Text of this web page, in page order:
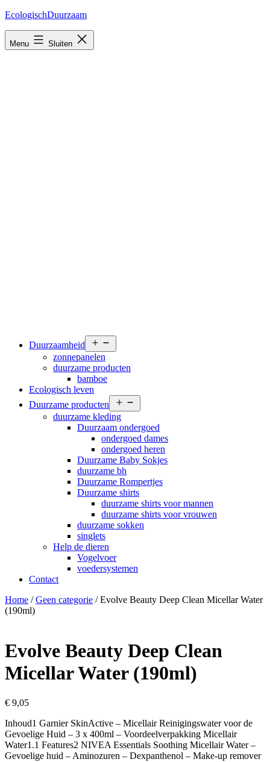
Ga
inhoud
EcologischDuurzaam
Menu Sluiten
Duurzaamheid
menu
zonnepanelen
duurzame producten
bamboe
Ecologisch leven
Duurzame producten
menu
duurzame kleding
Duurzaam ondergoed
ondergoed dames
ondergoed heren
Duurzame Baby Sokjes
duurzame bh
Duurzame Rompertjes
Duurzame shirts
duurzame shirts voor mannen
duurzame shirts voor vrouwen
duurzame sokken
singlets
Help de dieren
Vogelvoer
voedersystemen
Contact
Home /Geen categorie / Evolve Beauty Deep Clean Micellar Water
(190ml)
Evolve Beauty Deep Clean
Micellar Water (190ml)
€ 9,05
Inhoud1 Garnier SkinActive – Micellair Reinigingswater voor de
Gevoelige Huid – 3 x 400ml – Voordeelverpakking Micellair
Water1.1 Features2 NIVEA Essentials Soothing Micellair Water –
Gevoelige huid – Aminozuren – Dexpanthenol – Make-up remover